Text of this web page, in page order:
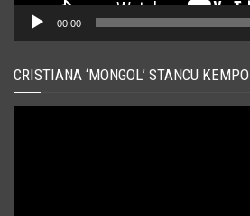
00:00
CRISTIANA ‘MONGOL’ STANCU KEMPO